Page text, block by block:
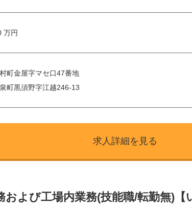
万円
町金屋字マセ口47番地
町黒須野字江越246-13
求人詳細を見る
よび工場内業務(技能職/転勤無)【